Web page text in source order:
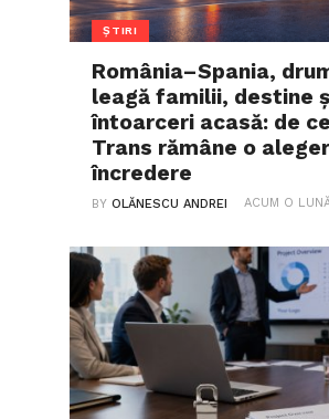
ȘTIRI
România–Spania,
leagă familii, destine
întoarceri acasă: de
Trans rămâne o
încredere
BYOLĂNESCU ANDREI ACUM O